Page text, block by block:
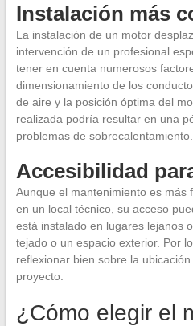
Instalación más
La instalación de un motor
intervención de un profesional
tener en cuenta numerosos
dimensionamiento de los
de aire y la posición óptima del
realizada podría resultar en una
problemas de sobrecalentamiento.
Accesibilidad
Aunque el mantenimiento es más
en un local técnico, su acceso
está instalado en lugares lejanos
tejado o un espacio exterior. Por
reflexionar bien sobre la
proyecto.
¿Cómo elegir el